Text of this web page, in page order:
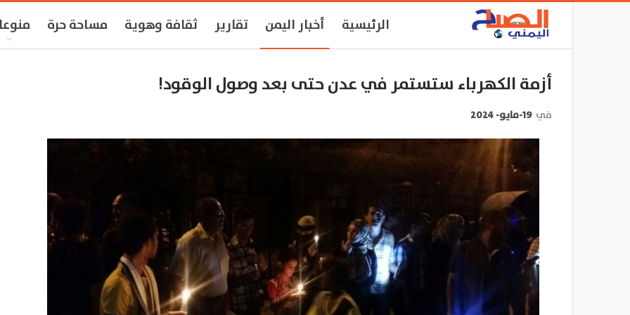
الرئيسية أخبار اليمن تقارير ثقافة وهوية مساحة حرة
أزمة الكهرباء ستستمر في عدن حتى بعد وصول الوقود!
في 19-مايو- 2024